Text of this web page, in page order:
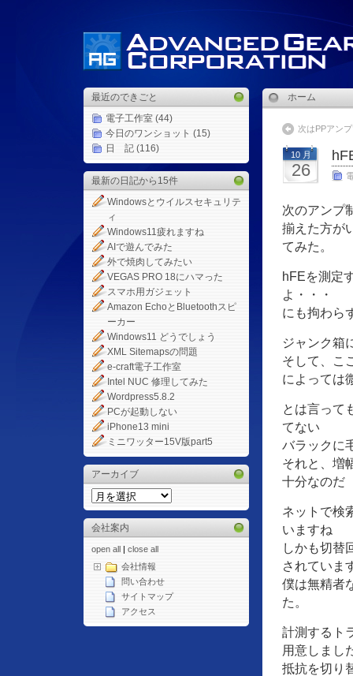
最近のできごと
電子工作室 (44)
今日のワンショット (15)
日 記 (116)
最新の日記から15件
Windowsとウイルスセキュリテ
ィ
Windows11疲れますね
AIで遊んでみた
外で焼肉してみたい
VEGAS PRO 18にハマった
スマホ用ガジェット
Amazon EchoとBluetoothスピ
ーカー
Windows11 どうでしょう
XML Sitemapsの問題
e-craft電子工作室
Intel NUC 修理してみた
Wordpress5.8.2
PCが起動しない
iPhone13 mini
ミニワッター15V版part5
アーカイブ
会社案内
open all | close all
会社情報
問い合わせ
サイトマップ
アクセス
ホーム
次はPPアン
10 月
26
次のアンプ
揃えた方が
てみた。
hFEを測定
よ・・・
にも拘わら
ジャンク箱
そして、こ
によっては
とは言って
てない
バラックに
それと、増
十分なのだ
ネットで検
いますね
しかも切替
されていま
僕は無精者
た。
計測するト
用意しまし
抵抗を切り